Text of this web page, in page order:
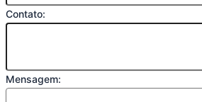
Contato:
Mensagem: